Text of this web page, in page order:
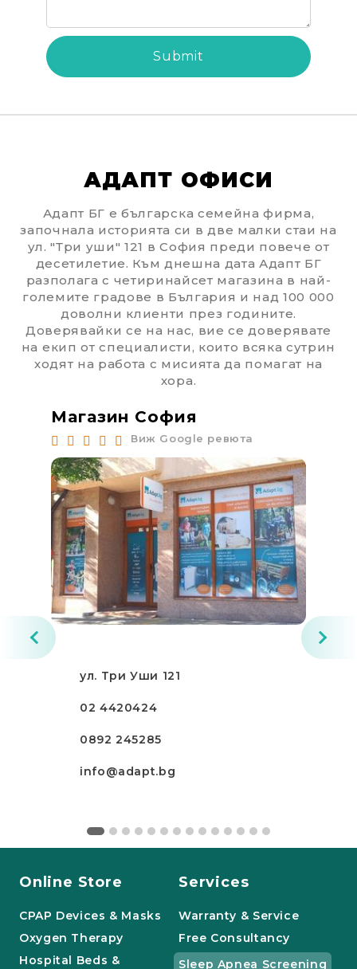
АДАПТ ОФИСИ
Адапт БГ е българска семейна фирма,
започнала историята си в две малки стаи на
ул. "Три уши" 121 в София преди повече от
десетилетие. Към днешна дата Адапт БГ
разполага с четиринайсет магазина в най-
големите градове в България и над 100 000
доволни клиенти през годините.
Доверявайки се на нас, вие се доверявате
на екип от специалисти, които всяка сутрин
ходят на работа с мисията да помагат на
хора.
Магазин София
Виж Google ревюта
ул. Три Уши 121
02 4420424
0892 245285
info@adapt.bg
Online Store
CPAP Devices & Masks
Oxygen Therapy
Hospital Beds &
Services
Warranty & Service
Free Consultancy
Sleep Apnea Screening